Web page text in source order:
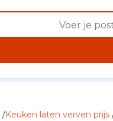
/Keuken laten verven prijs